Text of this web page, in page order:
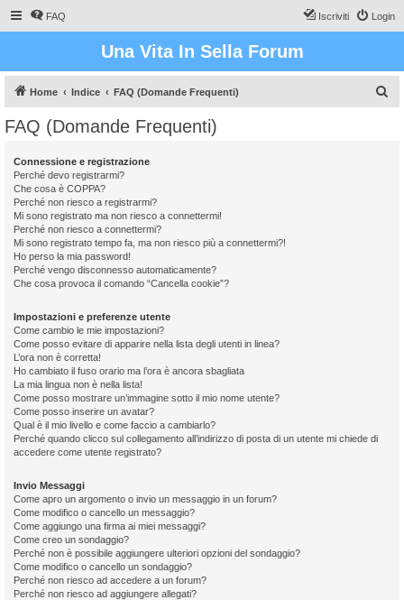
FAQ Login
Iscriviti
Una Vita In Sella Forum
Home Indice FAQ (Domande Frequenti)
FAQ (Domande Frequenti)
Connessione e registrazione
Perché devo registrarmi?
Che cosa è COPPA?
Perché non riesco a registrarmi?
Mi sono registrato ma non riesco a connettermi!
Perché non riesco a connettermi?
Mi sono registrato tempo fa, ma non riesco più a connettermi?!
Ho perso la mia password!
Perché vengo disconnesso automaticamente?
Che cosa provoca il comando “Cancella cookie”?
Impostazioni e preferenze utente
Come cambio le mie impostazioni?
Come posso evitare di apparire nella lista degli utenti in linea?
L’ora non è corretta!
Ho cambiato il fuso orario ma l’ora è ancora sbagliata
La mia lingua non è nella lista!
Come posso mostrare un’immagine sotto il mio nome utente?
Come posso inserire un avatar?
Qual è il mio livello e come faccio a cambiarlo?
Perché quando clicco sul collegamento all’indirizzo di posta di un utente mi chiede di
accedere come utente registrato?
Invio Messaggi
Come apro un argomento o invio un messaggio in un forum?
Come modifico o cancello un messaggio?
Come aggiungo una firma ai miei messaggi?
Come creo un sondaggio?
Perché non è possibile aggiungere ulteriori opzioni del sondaggio?
Come modifico o cancello un sondaggio?
Perché non riesco ad accedere a un forum?
Perché non riesco ad aggiungere allegati?